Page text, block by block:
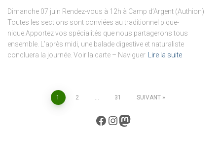
Dimanche 07 juin Rendez-vous à 12h à Camp d’Argent (Authion)
Toutes les sections sont conviées au traditionnel pique-
nique.Apportez vos spécialités que nous partagerons tous
ensemble. L’après midi, une balade digestive et naturaliste
concluera la journée. Voir la carte – Naviguer Lire la suite
Pagination
1 2 … 31 SUIVANT
Facebook InstagramMastodon